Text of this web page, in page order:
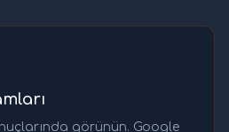
görünün. Google